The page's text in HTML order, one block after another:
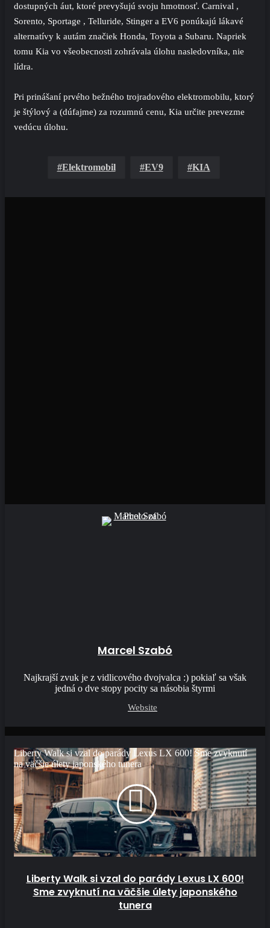
dostupných áut, ktoré prevyšujú svoju hmotnosť. Carnival ,
Sorento, Sportage , Telluride, Stinger a EV6 ponúkajú lákavé
alternatívy k autám značiek Honda, Toyota a Subaru. Napriek
tomu Kia vo všeobecnosti zohrávala úlohu nasledovníka, nie
lídra.
Pri prinášaní prvého bežného trojradového elektromobilu, ktorý
je štýlový a (dúfajme) za rozumnú cenu, Kia určite prevezme
vedúcu úlohu.
Elektromobil EV9 KIA
Marcel Szabó
Najkrajší zvuk je z vidlicového dvojvalca :) pokiaľ sa však
jedná o dve stopy pocity sa násobia štyrmi
Website
Liberty Walk si vzal do parády Lexus LX 600! Sme zvyknutí
na väčšie úlety japonského tunera
Liberty Walk si vzal do parády Lexus LX 600!
Sme zvyknutí na väčšie úlety japonského
tunera